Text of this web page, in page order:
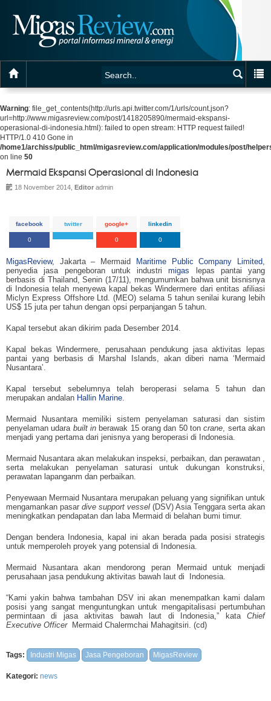
Warning: file_get_contents(http://urls.api.twitter.com/1/urls/count.json?
url=http://www.migasreview.com/post/1418205890/mermaid-ekspansi-
operasional-di-indonesia.html): failed to open stream: HTTP request failed!
HTTP/1.0 410 Gone in
/home1/archiss/public_html/migasreview.com/application/modules/post/
on line 50
Mermaid Ekspansi Operasional di Indonesia
18 November 2014, Editor admin
facebook
0
twitter google+
0
linkedin
0
MigasReview, Jakarta – Mermaid Maritime Public Company Limited,
penyedia jasa pengeboran untuk industrimigas lepas pantai yang
berbasis di Thailand, Senin (17/11), mengumumkan bahwa unit bisnisnya
di Indonesia telah menyewa kapal bekas Windermere dari entitas afiliasi
Miclyn Express Offshore Ltd. (MEO) selama 5 tahun senilai kurang lebih
US$ 15 juta per tahun dengan opsi perpanjangan 5 tahun.
Kapal tersebut akan dikirim pada Desember 2014.
Kapal bekas Windermere, perusahaan pendukung jasa aktivitas lepas
pantai yang berbasis di Marshal Islands, akan diberi nama ‘Mermaid
Nusantara’.
Kapal tersebut sebelumnya telah beroperasi selama 5 tahun dan
merupakan andalan Hallin Marine.
Mermaid Nusantara memiliki sistem penyelaman saturasi dan sistim
penyelaman udara built in berawak 15 orang dan 50 toncrane, serta akan
menjadi yang pertama dari jenisnya yang beroperasi di Indonesia.
Mermaid Nusantara akan melakukan inspeksi, perbaikan, dan perawatan ,
serta melakukan penyelaman saturasi untuk dukungan konstruksi,
perawatan lapanganm dan perbaikan.
Penyewaan Mermaid Nusantara merupakan peluang yang signifikan untuk
mengamankan pasar dive support vessel (DSV) Asia Tenggara serta akan
meningkatkan pendapatan dan laba Mermaid di belahan bumi timur.
Dengan bendera Indonesia, kapal ini akan berada pada posisi strategis
untuk memperoleh proyek yang potensial di Indonesia.
Mermaid Nusantara akan mendorong peran Mermaid untuk menjadi
perusahaan jasa pendukung aktivitas bawah laut di Indonesia.
“Kami yakin bahwa tambahan DSV ini akan menempatkan kami dalam
posisi yang sangat menguntungkan untuk mengapitalisasi pertumbuhan
permintaan di jasa aktivitas bawah laut di Indonesia,” kata Chief
Executive Officer Mermaid Chalermchai Mahagitsiri. (cd)
Tags: Industri Migas Jasa Pengeboran MigasReview
Kategori: news